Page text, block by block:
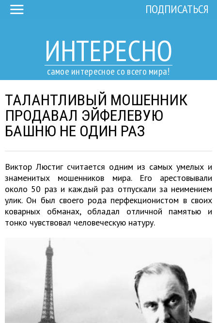
ИНТЕРЕСНО
самое интересное со всего мира!
ПОДПИСАТЬСЯ
ТАЛАНТЛИВЫЙ МОШЕННИК
ПРОДАВАЛ ЭЙФЕЛЕВУЮ
БАШНЮ НЕ ОДИН РАЗ
Виктор Люстиг считается одним из самых умелых и
знаменитых мошенников мира. Его арестовывали
около 50 раз и каждый раз отпускали за неимением
улик. Он был своего рода перфекционистом в своих
коварных обманах, обладал отличной памятью и
тонко чувствовал человеческую натуру.